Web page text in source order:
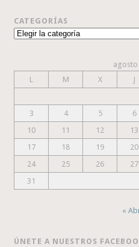
CATEGORÍAS
Categorías
agosto
L
M X J
3
4 5 6
10
11 12 13
17
18 19 20
24
25 26 27
31
«
ÚNETE A NUESTROS